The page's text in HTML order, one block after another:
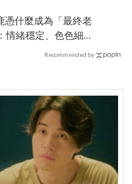
憑什麼成為「最終老
情緒穩定、色色細胞
Recommended by